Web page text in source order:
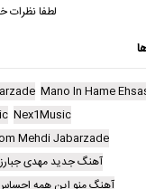
لطفا نظرات
Mano In Hame
Nex1Music
Mehdi Jabarzade
آهنگ جدید مهدی
آهنگ منو این همه احساس